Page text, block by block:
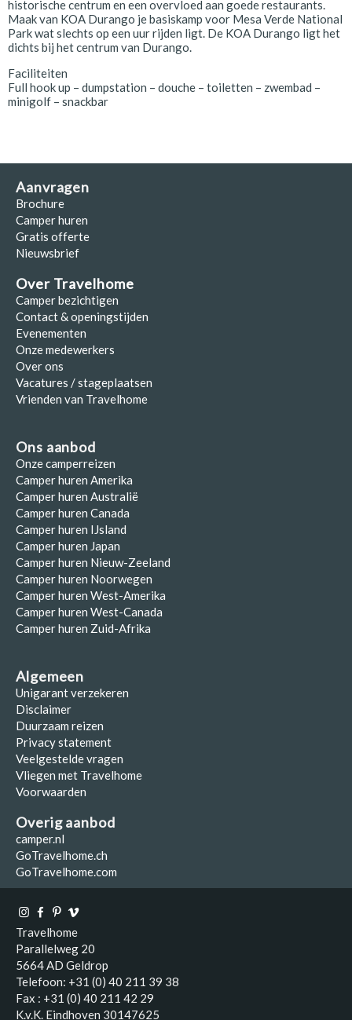
historische centrum en een overvloed aan goede restaurants.
Maak van KOA Durango je basiskamp voor Mesa Verde National
Park wat slechts op een uur rijden ligt. De KOA Durango ligt het
dichts bij het centrum van Durango.
Faciliteiten
Full hook up – dumpstation – douche – toiletten – zwembad –
minigolf – snackbar
Aanvragen
Brochure
Camper huren
Gratis offerte
Nieuwsbrief
Over Travelhome
Camper bezichtigen
Contact & openingstijden
Evenementen
Onze medewerkers
Over ons
Vacatures / stageplaatsen
Vrienden van Travelhome
Ons aanbod
Onze camperreizen
Camper huren Amerika
Camper huren Australië
Camper huren Canada
Camper huren IJsland
Camper huren Japan
Camper huren Nieuw-Zeeland
Camper huren Noorwegen
Camper huren West-Amerika
Camper huren West-Canada
Camper huren Zuid-Afrika
Algemeen
Unigarant verzekeren
Disclaimer
Duurzaam reizen
Privacy statement
Veelgestelde vragen
Vliegen met Travelhome
Voorwaarden
Overig aanbod
camper.nl
GoTravelhome.ch
GoTravelhome.com
Travelhome
Parallelweg 20
5664 AD Geldrop
Telefoon: +31 (0) 40 211 39 38
Fax : +31 (0) 40 211 42 29
K.v.K. Eindhoven 30147625